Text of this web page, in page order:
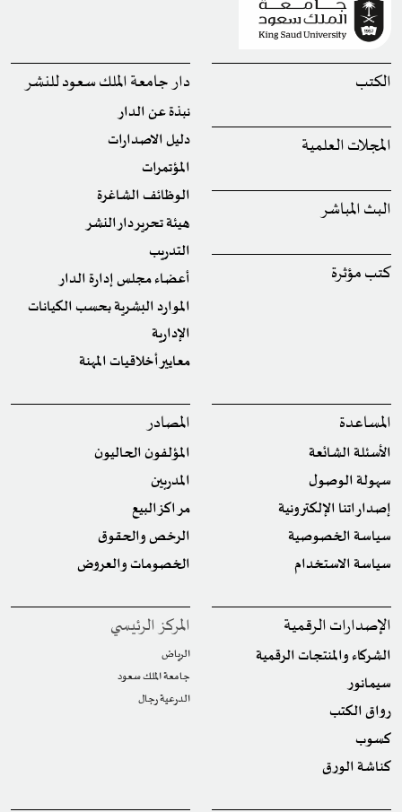
الكتب
المجلات العلمية
البث المباشر
كتب مؤثرة
دار جامعة الملك سعود للنشر
نبذة عن الدار
دليل الاصدارات
المؤتمرات
الوظائف الشاغرة
هيئة تحرير دار النشر
التدريب
أعضاء مجلس إدارة الدار
الموارد البشرية بحسب الكيانات
الإدارية
معايير أخلاقيات المهنة
المساعدة
الأسئلة الشائعة
سهولة الوصول
إصداراتنا الإلكترونية
سياسة الخصوصية
سياسة الاستخدام
المصادر
المؤلفون الحاليون
المدربين
مراكز البيع
الرخص والحقوق
الخصومات والعروض
الإصدارات الرقمية
الشركاء والمنتجات الرقمية
سيمانور
رواق الكتب
كسوب
كناشة الورق
المركز الرئيسي
الرياض
جامعة الملك سعود
الدرعية رجال